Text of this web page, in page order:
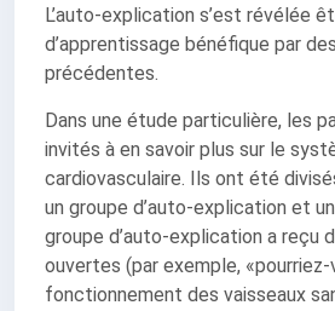
L’auto-explication s’est révélée
d’apprentissage bénéfique par
précédentes.
Dans une étude particulière, les
invités à en savoir plus sur le
cardiovasculaire. Ils ont été
un groupe d’auto-explication et
groupe d’auto-explication a reçu
ouvertes (par exemple,
fonctionnement des vaisseaux